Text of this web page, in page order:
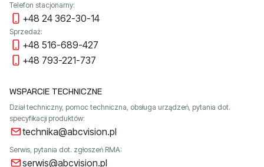
Telefon stacjonarny:
+48 24 362-30-14
Sprzedaż:
+48 516-689-427
+48 793-221-737
WSPARCIE TECHNICZNE
Dział techniczny, pomoc techniczna, obsługa urządzeń, pytania dot.
specyfikacji produktów:
technika@abcvision.pl
Serwis, pytania dot. zgłoszeń RMA:
serwis@abcvision.pl